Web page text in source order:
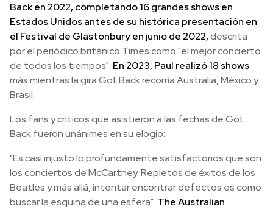
Back en 2022, completando 16 grandes shows en
Estados Unidos antes de su histórica presentación en
el Festival de Glastonbury en junio de 2022,descrita
por el periódico británico Times como "el mejor concierto
de todos los tiempos". En 2023, Paul realizó 18 shows
más mientras la gira Got Back recorría Australia, México y
Brasil.
Los fans y críticos que asistieron a las fechas de Got
Back fueron unánimes en su elogio:
"Es casi injusto lo profundamente satisfactorios que son
los conciertos de McCartney. Repletos de éxitos de los
Beatles y más allá, intentar encontrar defectos es como
buscar la esquina de una esfera". The Australian